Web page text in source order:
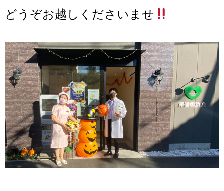
どうぞお越しくださいませ